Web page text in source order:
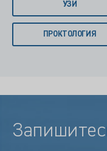
УЗИ
ПРОКТОЛОГИЯ